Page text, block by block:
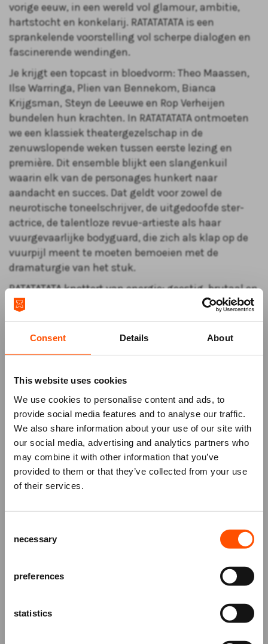
Consent Details About
This website uses cookies
We use cookies to personalise content and ads, to
provide social media features and to analyse our traffic.
We also share information about your use of our site with
our social media, advertising and analytics partners who
may combine it with other information that you’ve
provided to them or that they’ve collected from your use
of their services.
Selection
necessary
preferences
statistics
vorige eeuw, in een wereld vol glamour, ambitie,
hartstocht en konkelarij. RATATATATA is een
sprankelende voorstelling vol scherpe dialogen en
fascinerende wendingen.
Je krijgt een topcast in bloedvorm: Theo Maassen,
Ilse Warringa, Plien van Bennekom, Bianca
Krijgsman, Steyn de Leeuwe en Rop Verheijen
bundelen hun krachten. In RATATATATA ontmoeten
we een klassiek theatergezelschap in de
zenuwslopende weken tussen eerste lezing en
première. Dit ensemble blijkt een slangenkuil
waarin elk van de personages hunkert naar
aandacht en succes. Dat geldt voor zowel de
neurotische toneelschrijver, de uitgedoofde ster-
actrice, de talentloze revue-artieste als haar
vuurgevaarlijke bodyguard, die zich als klap op de
vuurpijl meent te moeten bemoeien met de
dramaturgie van het stuk.
RATATATATA knettert van energie: geestig, brutaal en
tegelijk pijnlijk herkenbaar.
Want onder alle glitter schuilt een simpele vraag:
hoe ver ga je voor je eigen succes? En wie betaalt
uiteindelijk de prijs?
Verwacht geen keurig toneelstuk of cabaretteketet,
levenslust. Er wordt gedanst, geschmierd, gevreeën,
gelachen, gescholden en gedronken, er worden
traantjes weggepinkt en als het zo uitkomt wordt
er iemand geliquideerd.
Deze voorstelling is opvrijdag 28 mei &zaterdag
29 mei te zien in ATLAS!
Mis niks
en speciale aanbiedingen!